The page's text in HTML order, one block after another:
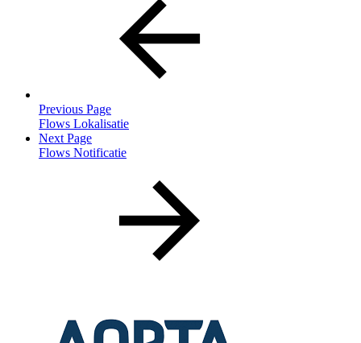
Previous Page
Flows Lokalisatie
Next Page
Flows Notificatie